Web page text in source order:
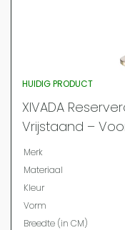
HUIDIG PRODUCT
XIVADA
Vrijstaand –
Merk
Materiaal
Kleur
Vorm
Breedte (in CM)